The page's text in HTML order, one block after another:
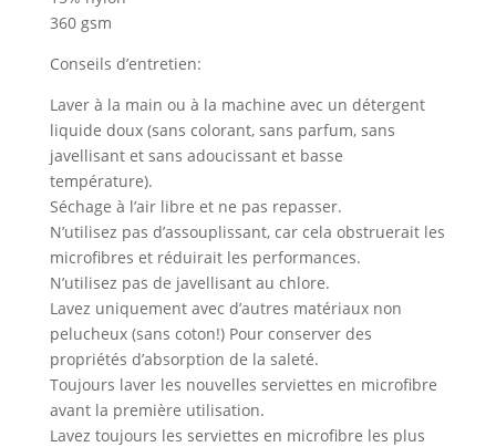
360 gsm
Conseils d’entretien:
Laver à la main ou à la machine avec un détergent
liquide doux (sans colorant, sans parfum, sans
javellisant et sans adoucissant et basse
température).
Séchage à l’air libre et ne pas repasser.
N’utilisez pas d’assouplissant, car cela obstruerait les
microfibres et réduirait les performances.
N’utilisez pas de javellisant au chlore.
Lavez uniquement avec d’autres matériaux non
pelucheux (sans coton!) Pour conserver des
propriétés d’absorption de la saleté.
Toujours laver les nouvelles serviettes en microfibre
avant la première utilisation.
Lavez toujours les serviettes en microfibre les plus